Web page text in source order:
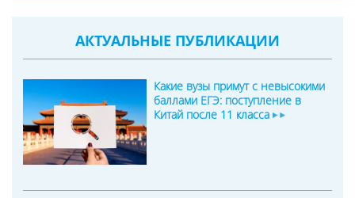
АКТУАЛЬНЫЕ ПУБЛИКАЦИИ
Какие вузы примут с невысокими
баллами ЕГЭ: поступление в
Китай после 11 класса